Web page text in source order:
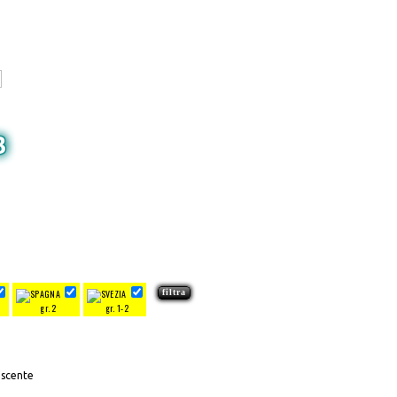
gr. 2 gr. 1-2